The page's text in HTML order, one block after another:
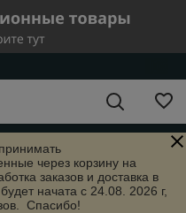
через корзину на
заказов и доставка в
начата с 24.08. 2026 г,
Спасибо!